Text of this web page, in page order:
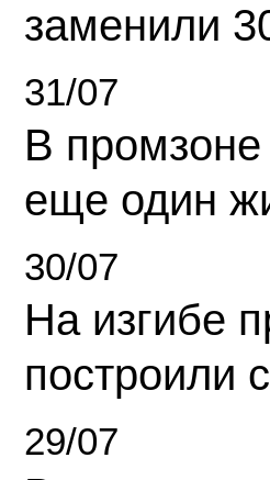
заменили
31/07
В промзоне
еще один
30/07
На изгибе
построили
29/07